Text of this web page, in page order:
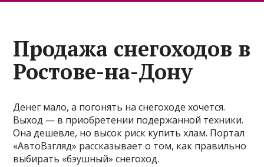
Продажа снегоходов в
Ростове-на-Дону
Денег мало, а погонять на снегоходе хочется.
Выход — в приобретении подержанной техники.
Она дешевле, но высок риск купить хлам. Портал
«АвтоВзгляд» рассказывает о том, как правильно
выбирать «бэушный» снегоход.